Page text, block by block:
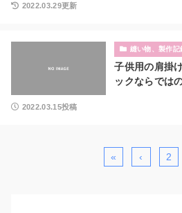
2022.03.29更新
縫い物、製作記
子供用の肩掛
ックならでは
2022.03.15投稿
« ‹ 2